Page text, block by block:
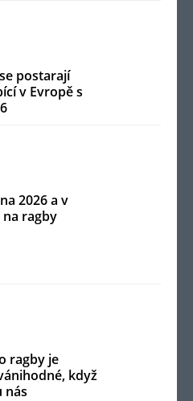
postarají
v Evropě s
2026 a v
na ragby
ragby je
když
nás